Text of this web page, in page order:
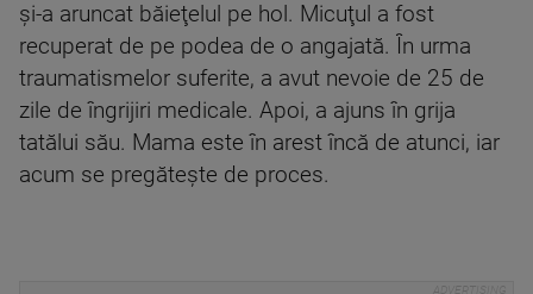
şi-a aruncat băieţelul pe hol. Micuţul a fost
recuperat de pe podea de o angajată. În urma
traumatismelor suferite, a avut nevoie de 25 de
zile de îngrijiri medicale. Apoi, a ajuns în grija
tatălui său. Mama este în arest încă de atunci, iar
acum se pregătește de proces.